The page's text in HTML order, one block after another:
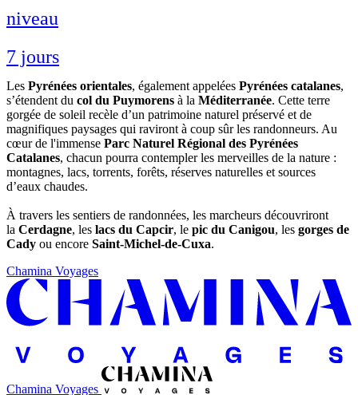
niveau
7 jours
Les Pyrénées orientales, également appelées Pyrénées catalanes,
s’étendent du col du Puymorens à la Méditerranée. Cette terre
gorgée de soleil recèle d’un patrimoine naturel préservé et de
magnifiques paysages qui raviront à coup sûr les randonneurs. Au
cœur de l'immense Parc Naturel Régional des Pyrénées
Catalanes, chacun pourra contempler les merveilles de la nature :
montagnes, lacs, torrents, forêts, réserves naturelles et sources
d’eaux chaudes.
À travers les sentiers de randonnées, les marcheurs découvriront
la Cerdagne, les lacs du Capcir, le pic du Canigou, les gorges de
Cady ou encore Saint-Michel-de-Cuxa.
Chamina Voyages
Chamina Voyages